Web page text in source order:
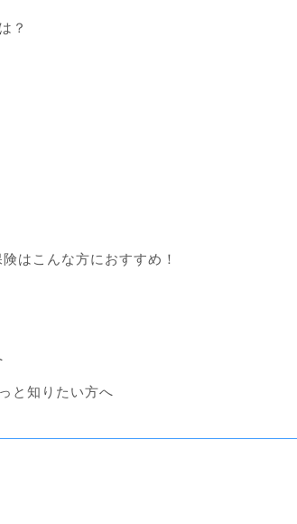
？
はこんな方におすすめ！
と知りたい方へ